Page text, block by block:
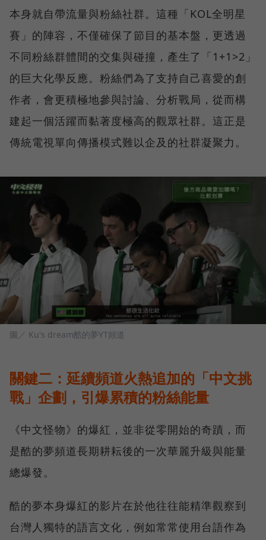
本身就自帶流量與粉絲社群。這種「KOL全明星
賽」的陣容，不僅確保了節目的基本盤，更透過
不同粉絲群體間的交集與碰撞，產生了「1+1>2」
的巨大化學反應。粉絲們為了支持自己喜愛的創
作者，會更積極地參與討論、分析戰局，從而構
建起一個活躍而黏著度極高的觀眾社群。這正是
傳統電視單向傳播模式難以企及的社群凝聚力。
圖／ Ku's dream酷的夢YT頻道
關鍵二：延續頻道火熱追加的「中文挑
戰」企劃，引爆累積的粉絲能量
《中文怪物》的爆紅，並非從零開始的奇蹟，而
是酷的夢頻道長期耕耘後的一次華麗升級與能量
總爆發。
酷的夢本身爆紅的影片在於他往往能精準觀察到
台灣人獨特的語言文化，例如常常使用台語作為